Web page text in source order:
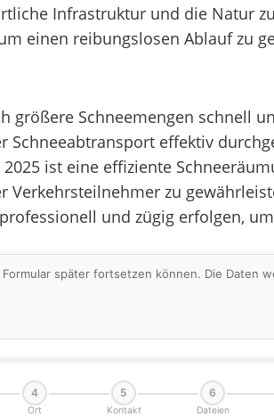
Infrastruktur und die Natur
einen reibungslosen Ablauf zu
Schneemengen schnell
effektiv
ist eine effiziente
zu
und zügig erfolgen,
später fortsetzen können. Die Daten
4
Ort
5
Kontakt
6
Dateien